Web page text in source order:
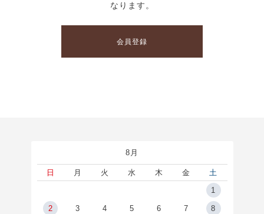
なります。
会員登録
8月
日 月 火 水 木 金
土
1
2 3 4 5 6 7 8